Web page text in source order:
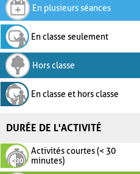
En plusieurs séances
En classe seulement
Hors classe
En classe et hors classe
DURÉE DE L'ACTIVITÉ
Activités courtes (< 30
minutes)